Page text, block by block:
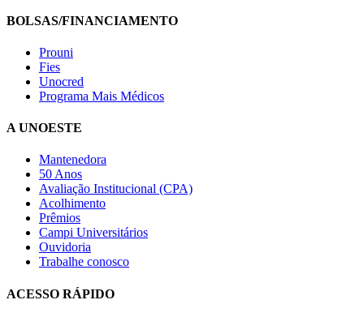
BOLSAS/FINANCIAMENTO
Prouni
Fies
Unocred
Programa Mais Médicos
A UNOESTE
Mantenedora
50 Anos
Avaliação Institucional (CPA)
Acolhimento
Prêmios
Campi Universitários
Ouvidoria
Trabalhe conosco
ACESSO RÁPIDO